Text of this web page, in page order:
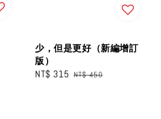
少，但是更好（新編增訂
版）
Sale
NT$ 315 Regular
NT$ 450